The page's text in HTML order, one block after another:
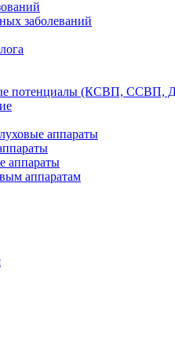
заболеваний
потенциалы (КСВП, ССВП,
аппараты
аппараты
аппаратам